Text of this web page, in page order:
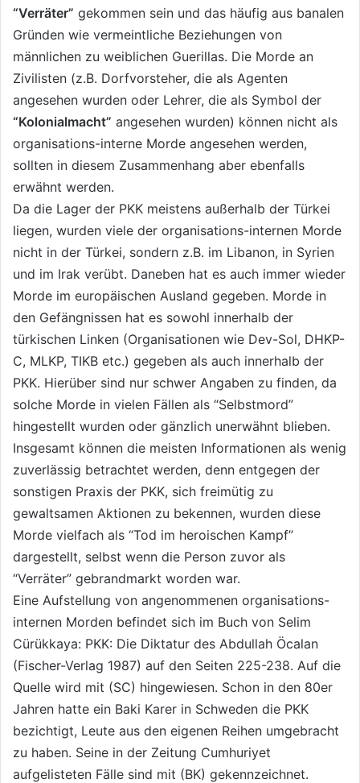
“Verräter” gekommen sein und das häufig aus banalen
Gründen wie vermeintliche Beziehungen von
männlichen zu weiblichen Guerillas. Die Morde an
Zivilisten (z.B. Dorfvorsteher, die als Agenten
angesehen wurden oder Lehrer, die als Symbol der
“Kolonialmacht” angesehen wurden) können nicht als
organisations-interne Morde angesehen werden,
sollten in diesem Zusammenhang aber ebenfalls
erwähnt werden.
Da die Lager der PKK meistens außerhalb der Türkei
liegen, wurden viele der organisations-internen Morde
nicht in der Türkei, sondern z.B. im Libanon, in Syrien
und im Irak verübt. Daneben hat es auch immer wieder
Morde im europäischen Ausland gegeben. Morde in
den Gefängnissen hat es sowohl innerhalb der
türkischen Linken (Organisationen wie Dev-Sol, DHKP-
C, MLKP, TIKB etc.) gegeben als auch innerhalb der
PKK. Hierüber sind nur schwer Angaben zu finden, da
solche Morde in vielen Fällen als “Selbstmord”
hingestellt wurden oder gänzlich unerwähnt blieben.
Insgesamt können die meisten Informationen als wenig
zuverlässig betrachtet werden, denn entgegen der
sonstigen Praxis der PKK, sich freimütig zu
gewaltsamen Aktionen zu bekennen, wurden diese
Morde vielfach als “Tod im heroischen Kampf”
dargestellt, selbst wenn die Person zuvor als
“Verräter” gebrandmarkt worden war.
Eine Aufstellung von angenommenen organisations-
internen Morden befindet sich im Buch von Selim
Cürükkaya: PKK: Die Diktatur des Abdullah Öcalan
(Fischer-Verlag 1987) auf den Seiten 225-238. Auf die
Quelle wird mit (SC) hingewiesen. Schon in den 80er
Jahren hatte ein Baki Karer in Schweden die PKK
bezichtigt, Leute aus den eigenen Reihen umgebracht
zu haben. Seine in der Zeitung Cumhuriyet
aufgelisteten Fälle sind mit (BK) gekennzeichnet.